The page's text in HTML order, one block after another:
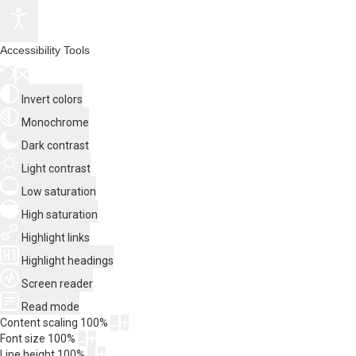
Accessibility Tools
Invert colors
Monochrome
Dark contrast
Light contrast
Low saturation
High saturation
Highlight links
Highlight headings
Screen reader
Read mode
Content scaling 100%
Font size 100%